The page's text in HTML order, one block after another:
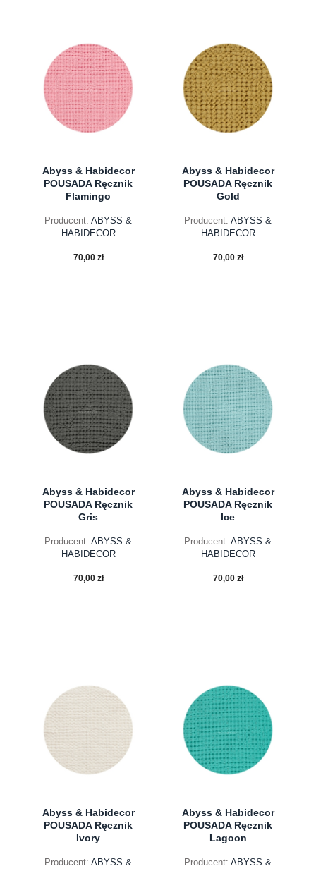
do koszyka do koszyka
Abyss & Habidecor
POUSADA Ręcznik
Flamingo
Producent: ABYSS &
HABIDECOR
70,00 zł
do koszyka
Abyss & Habidecor
POUSADA Ręcznik
Gold
Producent: ABYSS &
HABIDECOR
70,00 zł
do koszyka
Abyss & Habidecor
POUSADA Ręcznik
Gris
Producent: ABYSS &
HABIDECOR
70,00 zł
do koszyka
Abyss & Habidecor
POUSADA Ręcznik
Ice
Producent: ABYSS &
HABIDECOR
70,00 zł
do koszyka
Abyss & Habidecor
POUSADA Ręcznik
Ivory
Producent: ABYSS &
Abyss & Habidecor
POUSADA Ręcznik
Lagoon
Producent: ABYSS &